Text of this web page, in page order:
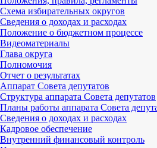
Схема избирательных округов
Сведения о доходах и расходах
Положение о бюджетном процессе
Видеоматериалы
Глава округа
Полномочия
Отчет о результатах
Аппарат Совета депутатов
Структура аппарата Совета депутатов
Планы работы аппарата Совета
Сведения о доходах и расходах
Кадровое обеспечение
Внутренний финансовый контроль